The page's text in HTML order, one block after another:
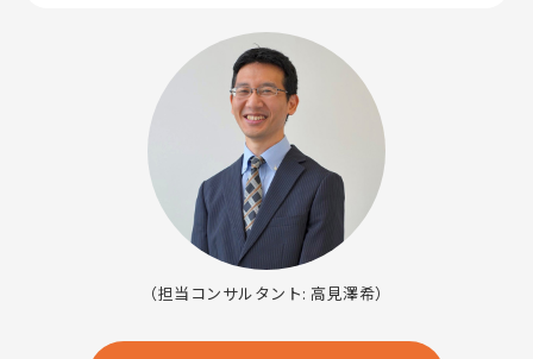
（担当コンサルタント: 高見澤希）